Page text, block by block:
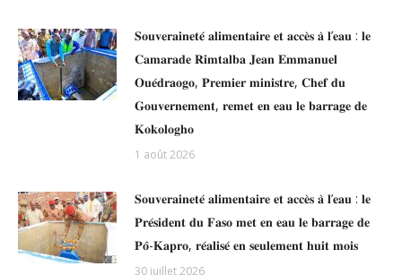
𝐒𝐨𝐮𝐯𝐞𝐫𝐚𝐢𝐧𝐞𝐭𝐞́ 𝐚𝐥𝐢𝐦𝐞𝐧𝐭𝐚𝐢𝐫𝐞 𝐞𝐭 𝐚𝐜𝐜𝐞̀𝐬 𝐚̀ 𝐥’𝐞𝐚𝐮 : 𝐥𝐞
𝐂𝐚𝐦𝐚𝐫𝐚𝐝𝐞 𝐑𝐢𝐦𝐭𝐚𝐥𝐛𝐚 𝐉𝐞𝐚𝐧 𝐄𝐦𝐦𝐚𝐧𝐮𝐞𝐥
𝐎𝐮𝐞́𝐝𝐫𝐚𝐨𝐠𝐨, 𝐏𝐫𝐞𝐦𝐢𝐞𝐫 𝐦𝐢𝐧𝐢𝐬𝐭𝐫𝐞, 𝐂𝐡𝐞𝐟 𝐝𝐮
𝐆𝐨𝐮𝐯𝐞𝐫𝐧𝐞𝐦𝐞𝐧𝐭, 𝐫𝐞𝐦𝐞𝐭 𝐞𝐧 𝐞𝐚𝐮 𝐥𝐞 𝐛𝐚𝐫𝐫𝐚𝐠𝐞 𝐝𝐞
𝐊𝐨𝐤𝐨𝐥𝐨𝐠𝐡𝐨
1 août 2026
𝐒𝐨𝐮𝐯𝐞𝐫𝐚𝐢𝐧𝐞𝐭𝐞́ 𝐚𝐥𝐢𝐦𝐞𝐧𝐭𝐚𝐢𝐫𝐞 𝐞𝐭 𝐚𝐜𝐜𝐞̀𝐬 𝐚̀ 𝐥’𝐞𝐚𝐮 : 𝐥𝐞
𝐏𝐫𝐞́𝐬𝐢𝐝𝐞𝐧𝐭 𝐝𝐮 𝐅𝐚𝐬𝐨 𝐦𝐞𝐭 𝐞𝐧 𝐞𝐚𝐮 𝐥𝐞 𝐛𝐚𝐫𝐫𝐚𝐠𝐞 𝐝𝐞
𝐏𝐨̂-𝐊𝐚𝐩𝐫𝐨, 𝐫𝐞́𝐚𝐥𝐢𝐬𝐞́ 𝐞𝐧 𝐬𝐞𝐮𝐥𝐞𝐦𝐞𝐧𝐭 𝐡𝐮𝐢𝐭 𝐦𝐨𝐢𝐬
30 juillet 2026